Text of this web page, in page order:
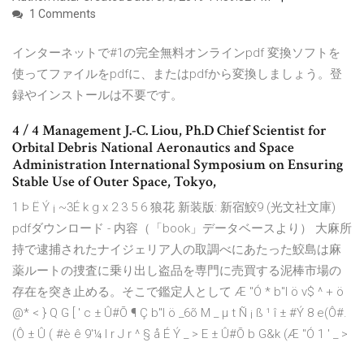
1 Comments
インターネットで#1の完全無料オンラインpdf 変換ソフトを
使ってファイルをpdfに、またはpdfから変換しましょう。登
録やインストールは不要です。
4 / 4 Management J.-C. Liou, Ph.D Chief Scientist for
Orbital Debris National Aeronautics and Space
Administration International Symposium on Ensuring
Stable Use of Outer Space, Tokyo,
1 Þ Ë Ý ¡ ~3É k g x 2 3 5 6 狼花 新装版: 新宿鮫9 (光文社文庫)
pdfダウンロード - 内容（「book」データベースより） 大麻所
持で逮捕されたナイジェリア人の取調べにあたった鮫島は麻
薬ルートの捜査に乗り出し盗品を専門に売買する泥棒市場の
存在を突き止める。そこで鑑定人として Æ "Ó * b"I ö v$ ^ + ö
@* < } Q G [ ' c ± Û#Õ ¶ Ç b"I ö _6õ M _ µ t Ñ ¡ ß ¹ î ± #Ý 8 e(Ô#.
(Ô ± Û ( #è ê 9'¼ I r J r ^ § å É Ý _ > E ± Û#Õ b G&k (Æ "Ó 1 ' _ >